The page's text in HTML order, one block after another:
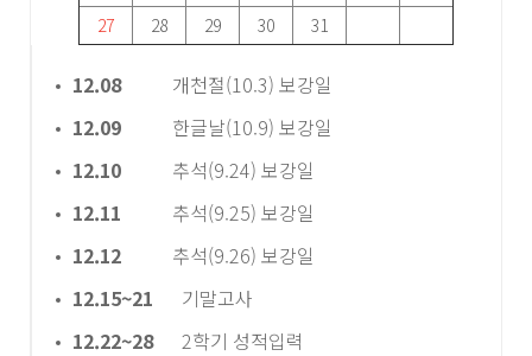
27
28 29 30 31
12.08
개천절(10.3) 보강일
12.09
한글날(10.9) 보강일
12.10
추석(9.24) 보강일
12.11
추석(9.25) 보강일
12.12
추석(9.26) 보강일
12.15~21
기말고사
12.22~28
2학기 성적입력